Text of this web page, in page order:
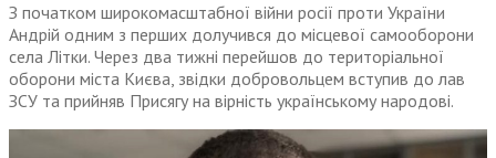
З початком широкомасштабної війни росії проти України
Андрій одним з перших долучився до місцевої самооборони
села Літки. Через два тижні перейшов до територіальної
оборони міста Києва, звідки добровольцем вступив до лав
ЗСУ та прийняв Присягу на вірність українському народові.